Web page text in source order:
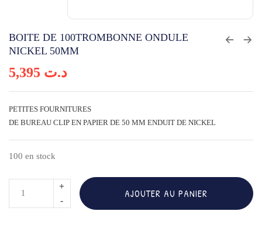
BOITE DE 100TROMBONNE ONDULE
NICKEL 50MM
د.ت
PETITES FOURNITURES
DE BUREAU CLIP EN PAPIER DE 50 MM ENDUIT DE NICKEL
100 en stock
AJOUTER AU PANIER